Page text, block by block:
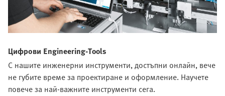
Цифрови Engineering-Tools
С нашите инженерни инструменти, достъпни онлайн, вече
не губите време за проектиране и оформление. Научете
повече за най-важните инструменти сега.